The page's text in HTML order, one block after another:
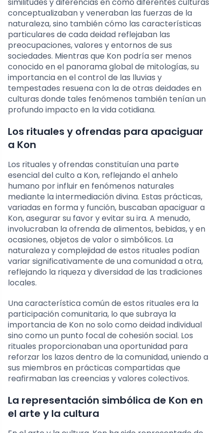
conceptualizaban y veneraban las fuerzas de la
naturaleza, sino también cómo las características
particulares de cada deidad reflejaban las
preocupaciones, valores y entornos de sus
sociedades. Mientras que Kon podría ser menos
conocido en el panorama global de mitologías, su
importancia en el control de las lluvias y
tempestades resuena con la de otras deidades en
culturas donde tales fenómenos también tenían un
profundo impacto en la vida cotidiana.
Los rituales y ofrendas para apaciguar
a Kon
Los rituales y ofrendas constituían una parte
esencial del culto a Kon, reflejando el anhelo
humano por influir en fenómenos naturales
mediante la intermediación divina. Estas prácticas,
variadas en forma y función, buscaban apaciguar a
Kon, asegurar su favor y evitar su ira. A menudo,
involucraban la ofrenda de alimentos, bebidas, y en
ocasiones, objetos de valor o simbólicos. La
naturaleza y complejidad de estos rituales podían
variar significativamente de una comunidad a otra,
reflejando la riqueza y diversidad de las tradiciones
locales.
Una característica común de estos rituales era la
participación comunitaria, lo que subraya la
importancia de Kon no solo como deidad individual
sino como un punto focal de cohesión social. Los
rituales proporcionaban una oportunidad para
reforzar los lazos dentro de la comunidad, uniendo a
sus miembros en prácticas compartidas que
reafirmaban las creencias y valores colectivos.
La representación simbólica de Kon en
el arte y la cultura